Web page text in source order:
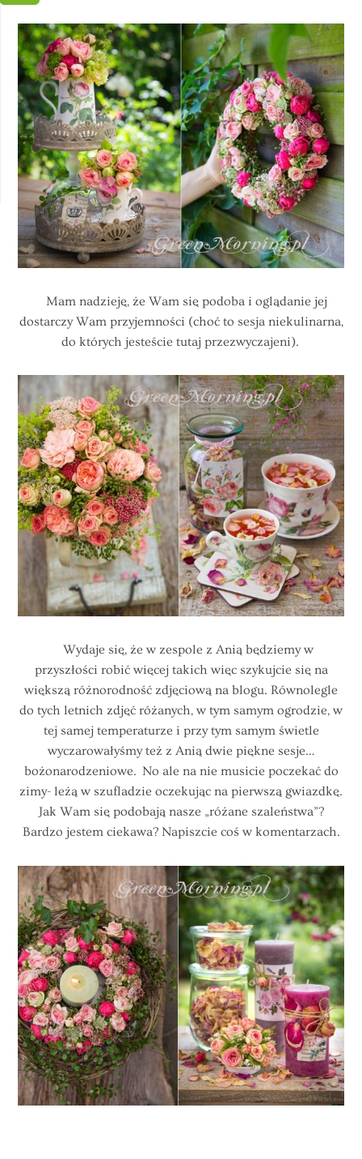
Mam nadzieję, że Wam się podoba i oglądanie jej
dostarczy Wam przyjemności (choć to sesja niekulinarna,
do których jesteście tutaj przezwyczajeni).
Wydaje się, że w zespole z Anią będziemy w
przyszłości robić więcej takich więc szykujcie się na
większą różnorodność zdjęciową na blogu. Równolegle
do tych letnich zdjęć różanych, w tym samym ogrodzie, w
tej samej temperaturze i przy tym samym świetle
wyczarowałyśmy też z Anią dwie piękne sesje…
bożonarodzeniowe. No ale na nie musicie poczekać do
zimy- leżą w szufladzie oczekując na pierwszą gwiazdkę.
Jak Wam się podobają nasze „różane szaleństwa”?
Bardzo jestem ciekawa? Napiszcie coś w komentarzach.